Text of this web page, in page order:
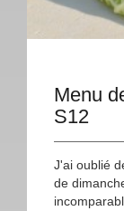
Menu
S12
J'ai oublié
de